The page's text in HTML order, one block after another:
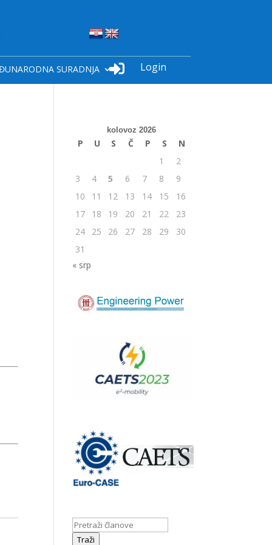
SURADNJA  Login
kolovoz 2026
P U S Č P S
N
1
2
3
4 5 6 7 8
9
10
11 12 13 14 15
16
17
18 19 20 21 22
23
24
25 26 27 28 29
30
31
« srp
Traži